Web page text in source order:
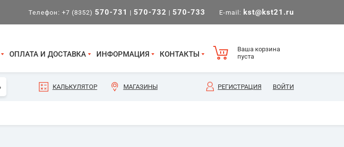
Телефон: +7 (8352) 570-731 | 570-732 | 570-733 E-mail: kst@kst21.ru
ОПЛАТА И ДОСТАВКА ИНФОРМАЦИЯ КОНТАКТЫ
Ваша корзина
пуста
КАЛЬКУЛЯТОР МАГАЗИНЫ РЕГИСТРАЦИЯ ВОЙТИ